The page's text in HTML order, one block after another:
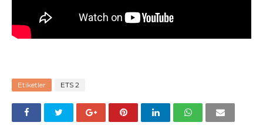
Etiketler ETS 2